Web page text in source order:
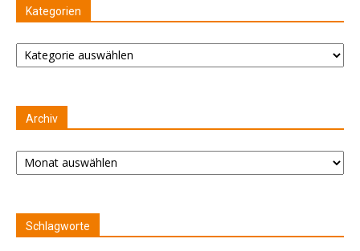
Kategorien
Kategorien
Archiv
Archiv
Schlagworte